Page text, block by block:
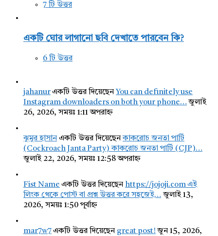
7 টি উত্তর
একটি ঘোর লাগানো ছবি দেখাতে পারবেন কি?
6 টি উত্তর
jahanurএকটি উত্তর দিয়েছেন You can definitely use
Instagram downloaders on both your phone… জুলাই
26, 2026, সময়ঃ 1:11 অপরাহ্ন
ঝুমুর হাসানএকটি উত্তর দিয়েছেনকাকরোচ জনতা পার্টি
(Cockroach Janta Party) কাকরোচ জনতা পার্টি (CJP)…
জুলাই 22, 2026, সময়ঃ 12:58 অপরাহ্ন
Fist Name একটি উত্তর দিয়েছেন https://jojoji.com এই
লিংক থেকে পোস্ট বা প্রশ্ন উত্তর করে সহজেই… জুলাই 13,
2026, সময়ঃ 1:50 পূর্বাহ্ন
mar7w7একটি উত্তর দিয়েছেন great post! জুন 15, 2026,